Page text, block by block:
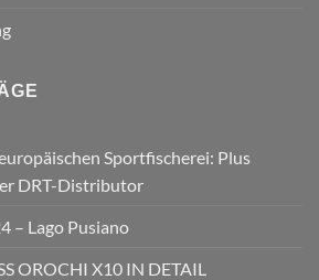
Sportfischerei: Plus
DRT-Distributor
– Lago Pusiano
OROCHI X10 IN DETAIL